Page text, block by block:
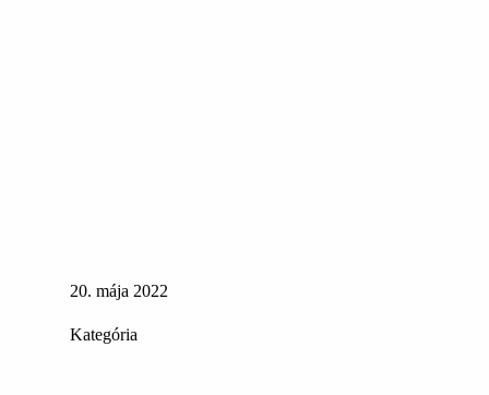
20. mája 2022
Kategória